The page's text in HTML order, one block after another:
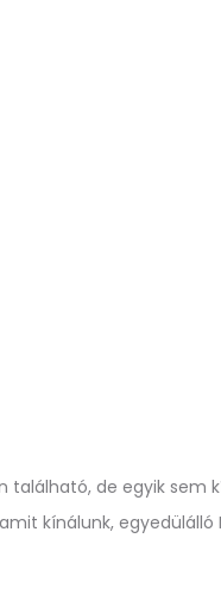
de egyik sem
kínálunk, egyedülálló